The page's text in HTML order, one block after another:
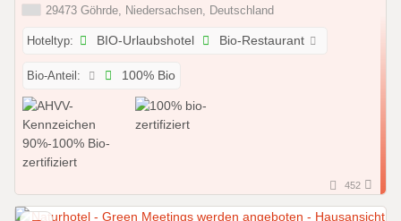
29473 Göhrde, Niedersachsen, Deutschland
Hoteltyp: BIO-Urlaubshotel Bio-Restaurant
Bio-Anteil: 100% Bio
452